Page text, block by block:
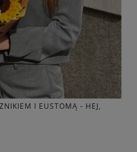
I EUSTOMĄ - HEJ,